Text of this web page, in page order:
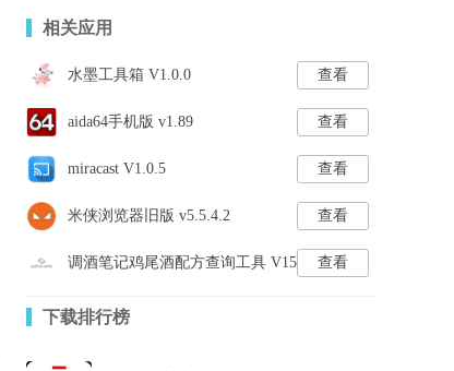
相关应用
水墨工具箱 V1.0.0 查看
aida64手机版 v1.89 查看
miracast V1.0.5 查看
米侠浏览器旧版 v5.5.4.2 查看
调酒笔记鸡尾酒配方查询工具 V15 查看
下载排行榜